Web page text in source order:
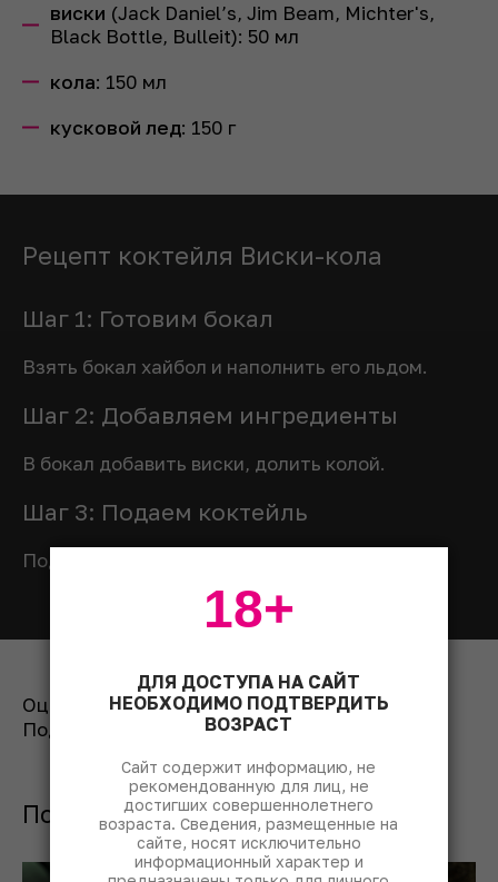
виски (Jack Daniel’s, Jim Beam, Michter's,
Black Bottle, Bulleit): 50 мл
кола: 150 мл
кусковой лед: 150 г
Рецепт коктейля Виски-кола
Шаг 1: Готовим бокал
Взять бокал хайбол и наполнить его льдом.
Шаг 2: Добавляем ингредиенты
В бокал добавить виски, долить колой.
Шаг 3: Подаем коктейль
Подавать с коктейльной трубочкой или без.
Оценить рецепт:
Поделиться:
Похожие коктейли с бурбоном
ДЛЯ ДОСТУПА НА САЙТ
НЕОБХОДИМО ПОДТВЕРДИТЬ
ВОЗРАСТ
Сайт содержит информацию, не
рекомендованную для лиц, не
достигших совершеннолетнего
возраста. Сведения, размещенные на
сайте, носят исключительно
информационный характер и
18+